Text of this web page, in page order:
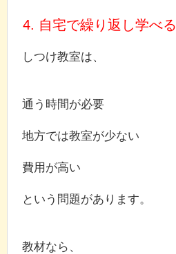
4. 自宅で繰り返し学べる
しつけ教室は、
通う時間が必要
地方では教室が少ない
費用が高い
という問題があります。
教材なら、